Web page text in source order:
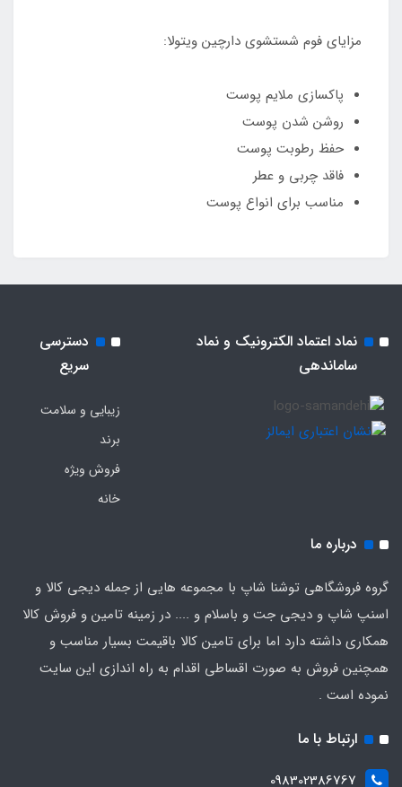
مزایای فوم شستشوی دارچین ویتولا:
پاکسازی ملایم پوست
روشن شدن پوست
حفظ رطوبت پوست
فاقد چربی و عطر
مناسب برای انواع پوست
نماد اعتماد الکترونیک و نماد
ساماندهی
دسترسی
سریع
زیبایی و سلامت
برند
فروش ویژه
خانه
درباره ما
گروه فروشگاهی توشنا شاپ با مجموعه هایی از جمله دیجی کالا و
اسنپ شاپ و دیجی جت و باسلام و .... در زمینه تامین و فروش کالا
همکاری داشته دارد اما برای تامین کالا باقیمت بسیار مناسب و
همچنین فروش به صورت اقساطی اقدام به راه اندازی این سایت
نموده است .
ارتباط با ما
098302386767